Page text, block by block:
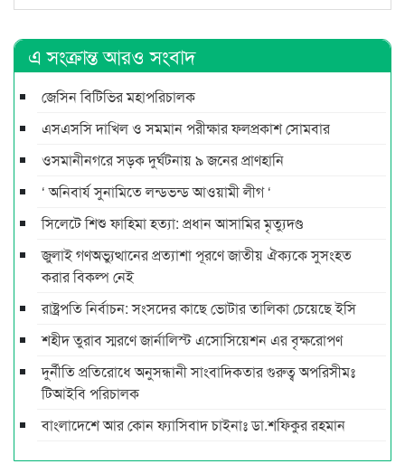
এ সংক্রান্ত আরও সংবাদ
জেসিন বিটিভির মহাপরিচালক
এসএসসি দাখিল ও সমমান পরীক্ষার ফলপ্রকাশ সোমবার
ওসমানীনগরে সড়ক দুর্ঘটনায় ৯ জনের প্রাণহানি
‘ অনিবার্য সুনামিতে লন্ডভন্ড আওয়ামী লীগ ‘
সিলেটে শিশু ফাহিমা হত্যা: প্রধান আসামির মৃত্যুদণ্ড
জুলাই গণঅভ্যুত্থানের প্রত্যাশা পূরণে জাতীয় ঐক্যকে সুসংহত
করার বিকল্প নেই
রাষ্ট্রপতি নির্বাচন: সংসদের কাছে ভোটার তালিকা চেয়েছে ইসি
শহীদ তুরাব স্মরণে জার্নালিস্ট এসোসিয়েশন এর বৃক্ষরোপণ
দুর্নীতি প্রতিরোধে অনুসন্ধানী সাংবাদিকতার গুরুত্ব অপরিসীমঃ
টিআইবি পরিচালক
বাংলাদেশে আর কোন ফ্যাসিবাদ চাইনাঃ ডা.শফিকুর রহমান